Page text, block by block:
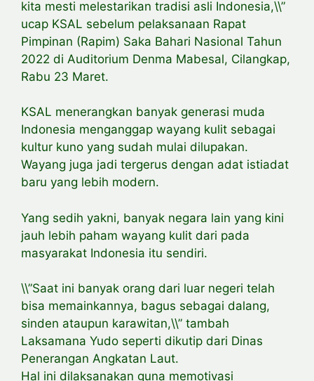
kita mesti melestarikan tradisi asli Indonesia,\\”
ucap KSAL sebelum pelaksanaan Rapat
Pimpinan (Rapim) Saka Bahari Nasional Tahun
2022 di Auditorium Denma Mabesal, Cilangkap,
Rabu 23 Maret.
KSAL menerangkan banyak generasi muda
Indonesia menganggap wayang kulit sebagai
kultur kuno yang sudah mulai dilupakan.
Wayang juga jadi tergerus dengan adat istiadat
baru yang lebih modern.
Yang sedih yakni, banyak negara lain yang kini
jauh lebih paham wayang kulit dari pada
masyarakat Indonesia itu sendiri.
\\”Saat ini banyak orang dari luar negeri telah
bisa memainkannya, bagus sebagai dalang,
sinden ataupun karawitan,\\” tambah
Laksamana Yudo seperti dikutip dari Dinas
Penerangan Angkatan Laut.
Hal ini dilaksanakan guna memotivasi